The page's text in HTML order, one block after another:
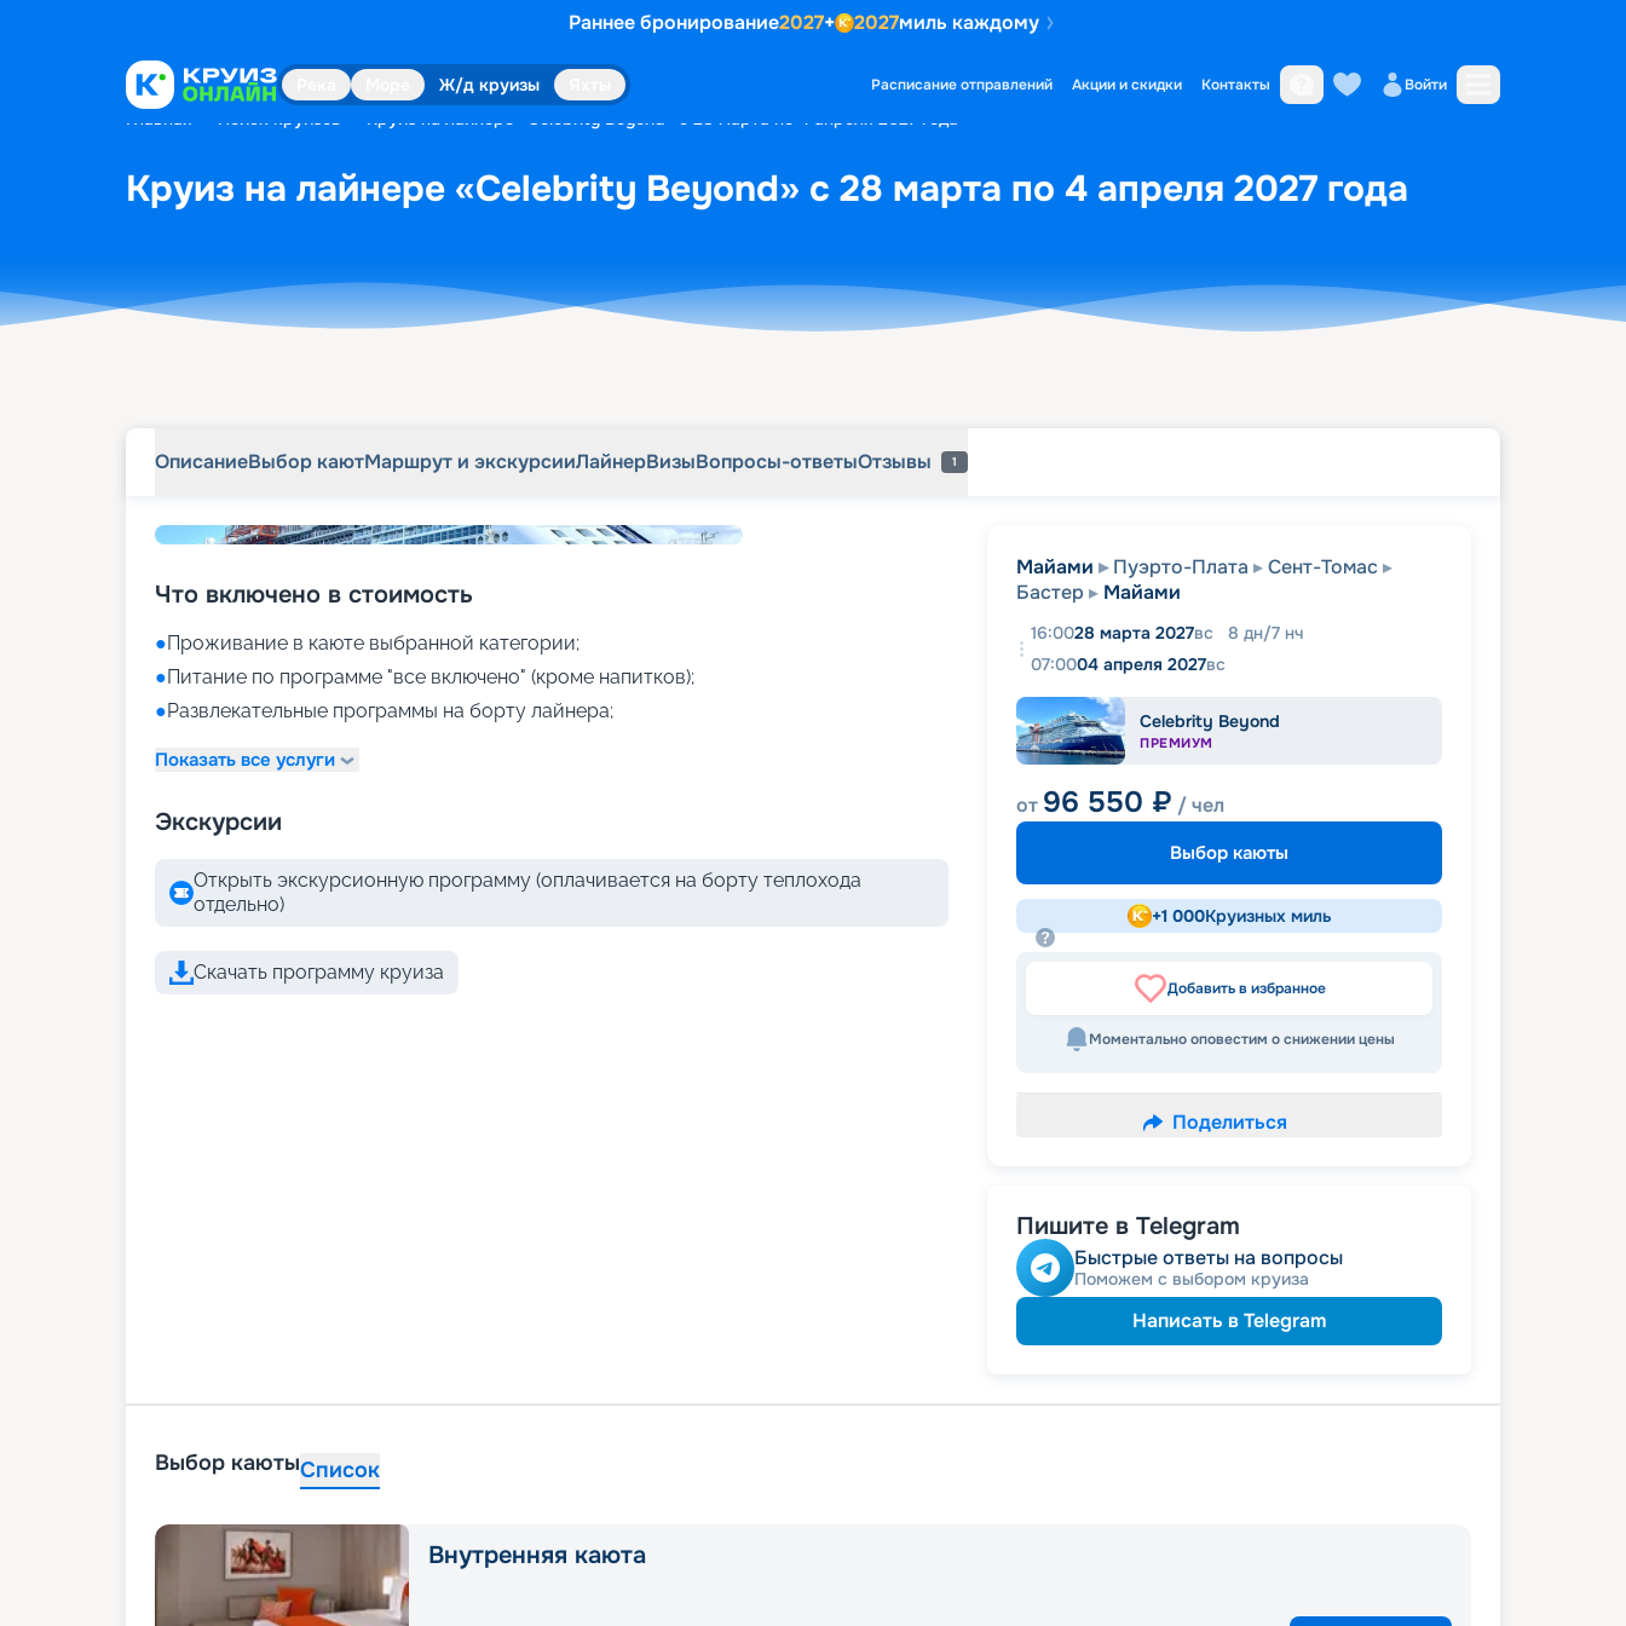
Раннее бронирование2027+ 2027миль каждому
Ж/д круизы Расписание отправлений Акции и скидки Контакты Войти
Главная Поиск круизов Круиз на лайнере «Celebrity Beyond» с 28 марта по 4 апреля 2027 года
Круиз на лайнере «Celebrity Beyond» с 28 марта по 4 апреля 2027 года
ОписаниеВыбор каютМаршрут и экскурсииЛайнерВизыВопросы-ответыОтзывы 1
Что включено в стоимость
●Проживание в каюте выбранной категории;
●Питание по программе "все включено" (кроме напитков);
●Развлекательные программы на борту лайнера;
Показать все услуги
Экскурсии
Открыть экскурсионную программу (оплачивается на борту теплохода
отдельно)
Скачать программу круиза
Майами Пуэрто-Плата
Сент-Томас
Бастер
Майами
16:0028 марта 2027вс 8 дн/7 нч
07:0004 апреля 2027вс
Celebrity Beyond
ПРЕМИУМ
от 96 550 ₽ / чел
Выбор каюты
+1 000Круизных миль
Добавить в избранное
Моментально оповестим о снижении цены
Поделиться
Пишите в Telegram
Быстрые ответы на вопросы
Поможем с выбором круиза
Написать в Telegram
Выбор каютыСписок
Внутренняя каюта